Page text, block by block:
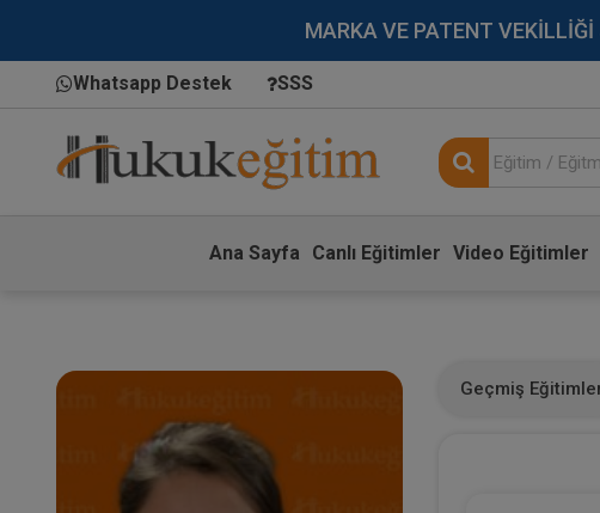
MARKA VE PATENT
Whatsapp Destek SSS
Ana Sayfa Canlı Eğitimler Video Eğitimler
Geçmiş